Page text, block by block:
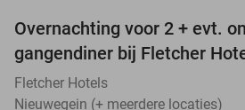
Overnachting voor 2 + evt.
gangendiner bij Fletcher
Fletcher Hotels
Nieuwegein (+ meerdere locaties)